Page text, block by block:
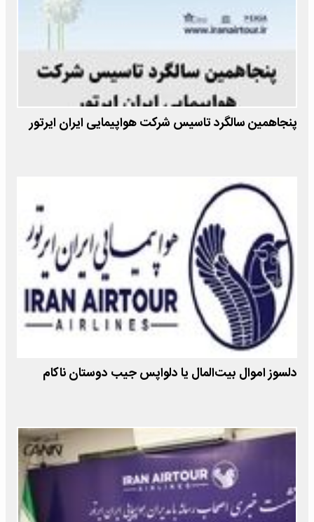
پنجاهمین سالگرد تاسیس شرکت هواپیمایی ایران ایرتور
دلسوز اموال بیت‌المال یا دلواپس جیب دوستان ناکام